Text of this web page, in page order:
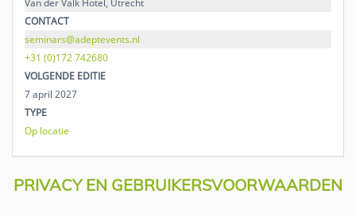
CONTACT
seminars@adeptevents.nl
+31 (0)172 742680
VOLGENDE EDITIE
7 april 2027
TYPE
Op locatie
PRIVACY EN GEBRUIKERSVOORWAARDEN